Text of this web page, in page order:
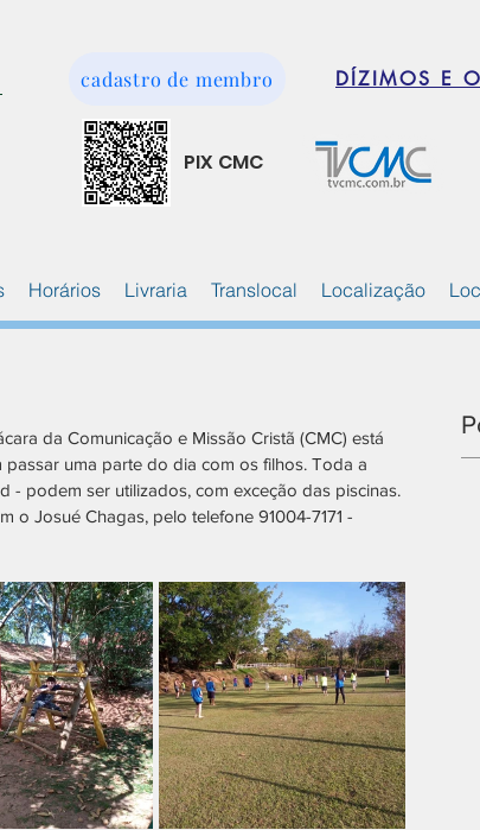
cadastro de membro DÍZIMOS E
PIX CMC
Horários Livraria Translocal Localização
da Comunicação e Missão Cristã (CMC) está
uma parte do dia com os filhos. Toda a
- podem ser utilizados, com exceção das piscinas.
o Josué Chagas, pelo telefone 91004-7171 -